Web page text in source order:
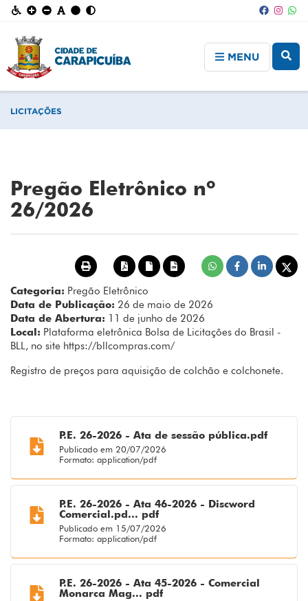
MENU
LICITAÇÕES
Pregão Eletrônico nº
26/2026
Categoria: Pregão Eletrônico
Data de Publicação: 26 de maio de 2026
Data de Abertura: 11 de junho de 2026
Local: Plataforma eletrônica Bolsa de Licitações do Brasil -
BLL, no site https://bllcompras.com/
Registro de preços para aquisição de colchão e colchonete.
P.E. 26-2026 - Ata de sessão pública.pdf
Publicado em 20/07/2026
Formato: application/pdf
P.E. 26-2026 - Ata 46-2026 - Discword
Comercial.pd... pdf
Publicado em 15/07/2026
Formato: application/pdf
P.E. 26-2026 - Ata 45-2026 - Comercial
Monarca Mag... pdf